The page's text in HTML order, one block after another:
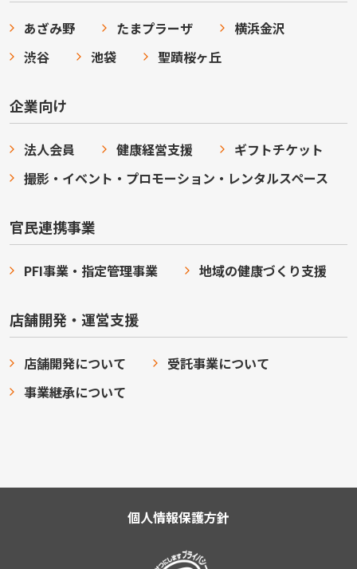
あざみ野 たまプラーザ
横浜金沢
渋谷
池袋 聖蹟桜ヶ丘
企業向け
法人会員 健康経営支援
ギフトチケット
撮影・イベント・プロモーション・レンタルスペース
官民連携事業
PFI事業・指定管理事業 地域の健康づくり支援
店舗開発・運営支援
店舗開発について
受託事業について
事業継承について
個人情報保護方針